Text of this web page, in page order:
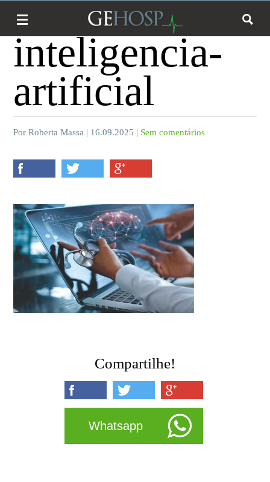
inteligencia-
artificial
Por Roberta Massa | 16.09.2025 | Sem comentários
Compartilhe!
Whatsapp